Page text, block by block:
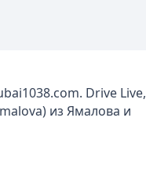
Drive Live,
из Ямалова и